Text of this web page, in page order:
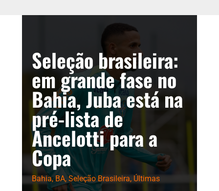
Seleção brasileira:
em grande fase no
Bahia, Juba está na
pré-lista de
Ancelotti para a
Copa
Bahia,BA,Seleção Brasileira, Últimas